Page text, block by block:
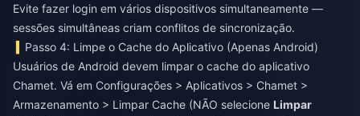
Evite fazer login em vários dispositivos simultaneamente —
sessões simultâneas criam conflitos de sincronização.
Passo 4: Limpe o Cache do Aplicativo (Apenas Android)
Usuários de Android devem limpar o cache do aplicativo
Chamet. Vá em Configurações > Aplicativos > Chamet >
Armazenamento > Limpar Cache (NÃO selecione Limpar